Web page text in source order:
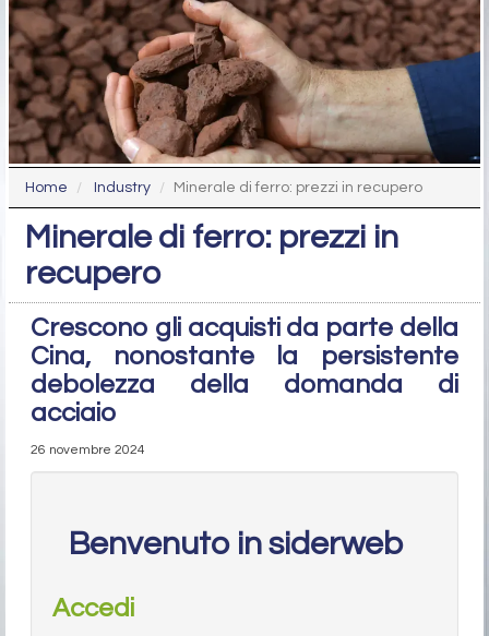
Home Industry Minerale di ferro: prezzi in recupero
Minerale di ferro: prezzi in
recupero
Crescono gli acquisti da parte della
Cina, nonostante la persistente
debolezza della domanda di
acciaio
26 novembre 2024
Benvenuto in siderweb
Accedi